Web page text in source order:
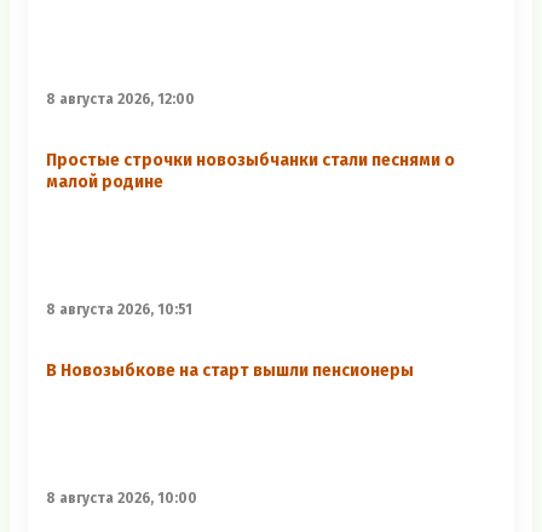
8 августа 2026, 12:00
Простые строчки новозыбчанки стали песнями о
малой родине
8 августа 2026, 10:51
В Новозыбкове на старт вышли пенсионеры
8 августа 2026, 10:00